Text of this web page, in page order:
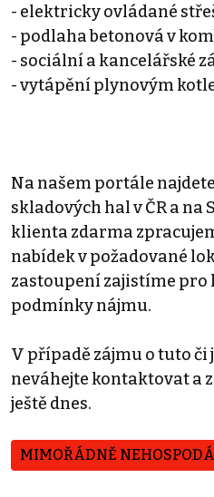
- elektricky ovládané
- podlaha betonová v
- sociální a kancelářské
- vytápění plynovým
Na našem portále
skladových hal v ČR a na
klienta zdarma
nabídek v požadované
zastoupení zajistíme
podmínky nájmu.
V případě zájmu o tuto
neváhejte kontaktovat a
ještě dnes.
MIMOŘÁDNĚ